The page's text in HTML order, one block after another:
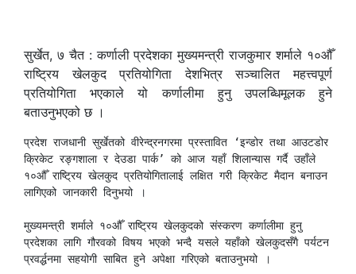
सुर्खेत, ७ चैत : कर्णाली प्रदेशका मुख्यमन्त्री राजकुमार शर्माले १०औँ
राष्ट्रिय खेलकुद प्रतियोगिता देशभित्र सञ्चालित महत्त्वपूर्ण
प्रतियोगिता भएकाले यो कर्णालीमा हुनु उपलब्धिमूलक हुने
बताउनुभएको छ ।
प्रदेश राजधानी सुर्खेतको वीरेन्द्रनगरमा प्रस्तावित ‘इन्डोर तथा आउटडोर
क्रिकेट रङ्गशाला र देउडा पार्क’ को आज यहाँ शिलान्यास गर्दै उहाँले
१०औँ राष्ट्रिय खेलकुद प्रतियोगितालाई लक्षित गरी क्रिकेट मैदान बनाउन
लागिएको जानकारी दिनुभयो ।
मुख्यमन्त्री शर्माले १०औँ राष्ट्रिय खेलकुदको संस्करण कर्णालीमा हुनु
प्रदेशका लागि गौरवको विषय भएको भन्दै यसले यहाँको खेलकुदसँगै पर्यटन
प्रवर्द्धनमा सहयोगी साबित हुने अपेक्षा गरिएको बताउनुभयो ।